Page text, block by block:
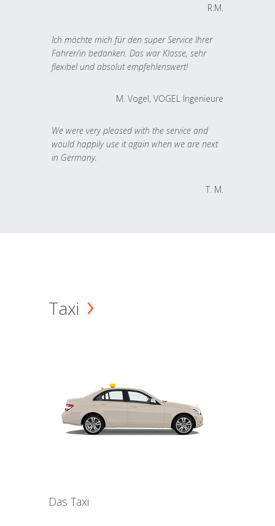
R.M.
Ich möchte mich für den super Service Ihrer
Fahrer/in bedanken. Das war Klasse, sehr
flexibel und absolut empfehlenswert!
M. Vogel, VOGEL Ingenieure
We were very pleased with the service and
would happily use it again when we are next
in Germany.
T. M.
Taxi
Das Taxi